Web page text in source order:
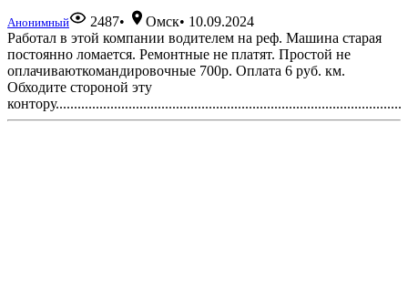
Анонимный 2487• Омск• 10.09.2024
Работал в этой компании водителем на реф. Машина старая
постоянно ломается. Ремонтные не платят. Простой не
оплачиваюткомандировочные 700р. Оплата 6 руб. км.
Обходите стороной эту
контору...............................................................................................